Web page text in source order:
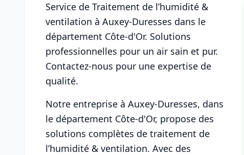
Service de Traitement de l’humidité &
ventilation à Auxey-Duresses dans le
département Côte-d'Or. Solutions
professionnelles pour un air sain et pur.
Contactez-nous pour une expertise de
qualité.
Notre entreprise à Auxey-Duresses, dans
le département Côte-d'Or, propose des
solutions complètes de traitement de
l’humidité & ventilation. Avec des